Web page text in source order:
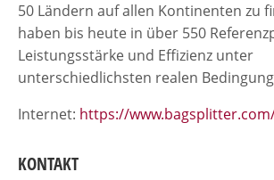
50 Ländern auf allen Kontinenten zu
haben bis heute in über 550
Leistungsstärke und Effizienz unter
unterschiedlichsten realen
Internet: https://
KONTAKT